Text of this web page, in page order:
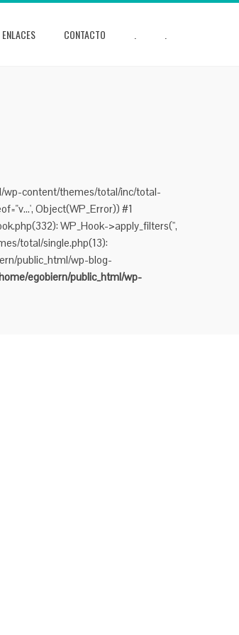
ENLACES CONTACTO
wp-content/themes/total/inc/total-
Object(WP_Error)) #1
WP_Hook->apply_filters('',
total/single.php(13):
public_html/wp-blog-
egobiern/public_html/wp-